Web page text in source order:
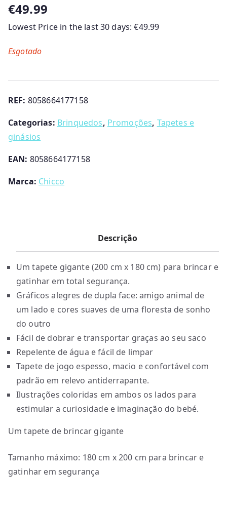
€49.99
Lowest Price in the last 30 days:€49.99
Esgotado
REF: 8058664177158
Categorias: Brinquedos, Promoções, Tapetes e
ginásios
EAN: 8058664177158
Marca: Chicco
Descrição
Um tapete gigante (200 cm x 180 cm) para brincar e
gatinhar em total segurança.
Gráficos alegres de dupla face: amigo animal de
um lado e cores suaves de uma floresta de sonho
do outro
Fácil de dobrar e transportar graças ao seu saco
Repelente de água e fácil de limpar
Tapete de jogo espesso, macio e confortável com
padrão em relevo antiderrapante.
Ilustrações coloridas em ambos os lados para
estimular a curiosidade e imaginação do bebé.
Um tapete de brincar gigante
Tamanho máximo: 180 cm x 200 cm para brincar e
gatinhar em segurança